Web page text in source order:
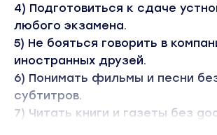
4) Подготовиться к сдаче
любого экзамена.
5) Не бояться говорить в
иностранных друзей.
6) Понимать фильмы и песни
субтитров.
7) Читать книги и газеты без